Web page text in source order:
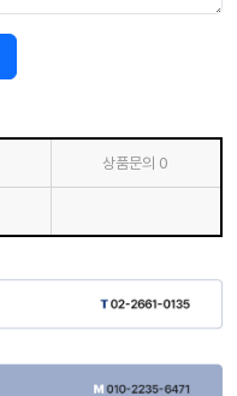
상품문의 0